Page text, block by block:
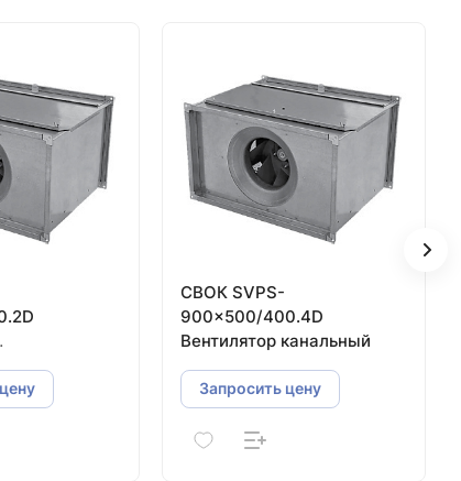
канальный
СВОК SVРS-
900×500/400.4D
Вентилятор канальный
Запросить цену